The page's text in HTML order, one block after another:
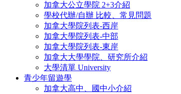
加拿大公立學院 2+3介紹
學校代辦/自辦 比較、常見問題
加拿大學院列表-西岸
加拿大學院列表-中部
加拿大學院列表-東岸
加拿大大學學院、研究所介紹
大學清單 University
青少年留遊學
加拿大高中、國中小介紹